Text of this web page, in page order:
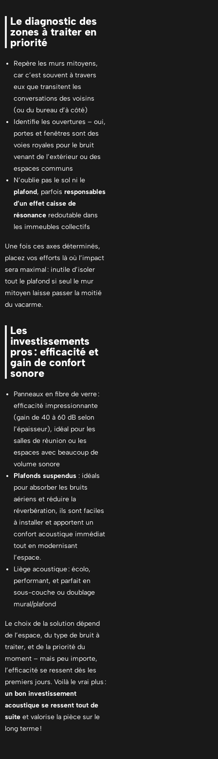
Le diagnostic des
zones à traiter en
priorité
Repère les murs mitoyens,
car c’est souvent à travers
eux que transitent les
conversations des voisins
(ou du bureau d’à côté)
Identifie les ouvertures – oui,
portes et fenêtres sont des
voies royales pour le bruit
venant de l’extérieur ou des
espaces communs
N’oublie pas le sol ni le
plafond, parfois responsables
d’un effet caisse de
résonance redoutable dans
les immeubles collectifs
Une fois ces axes déterminés,
placez vos efforts là où l’impact
sera maximal : inutile d’isoler
tout le plafond si seul le mur
mitoyen laisse passer la moitié
du vacarme.
Les
investissements
pros : efficacité et
gain de confort
sonore
Panneaux en fibre de verre :
efficacité impressionnante
(gain de 40 à 60 dB selon
l’épaisseur), idéal pour les
salles de réunion ou les
espaces avec beaucoup de
volume sonore
Plafonds suspendus : idéals
pour absorber les bruits
aériens et réduire la
réverbération, ils sont faciles
à installer et apportent un
confort acoustique immédiat
tout en modernisant
l’espace.
Liège acoustique : écolo,
performant, et parfait en
sous-couche ou doublage
mural/plafond
Le choix de la solution dépend
de l’espace, du type de bruit à
traiter, et de la priorité du
moment – mais peu importe,
l’efficacité se ressent dès les
premiers jours. Voilà le vrai plus :
un bon investissement
acoustique se ressent tout de
suite et valorise la pièce sur le
long terme !